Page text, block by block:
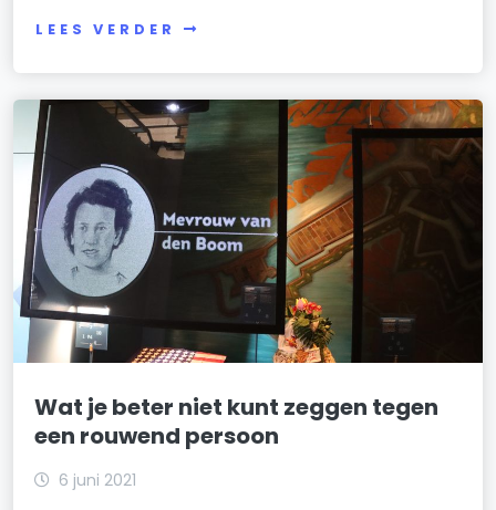
LEES VERDER
Wat je beter niet kunt zeggen tegen
een rouwend persoon
6 juni 2021